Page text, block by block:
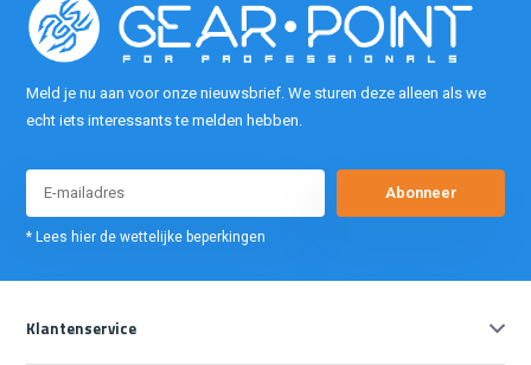
Meld je nu aan voor onze nieuwsbrief. We sturen deze alleen als we
echt iets interessants te melden hebben.
Abonneer
* Lees hier de wettelijke beperkingen
Klantenservice